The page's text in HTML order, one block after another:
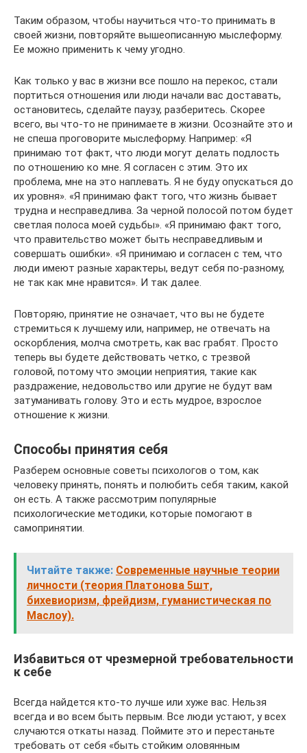
Таким образом, чтобы научиться что-то принимать в
своей жизни, повторяйте вышеописанную мыслеформу.
Ее можно применить к чему угодно.
Как только у вас в жизни все пошло на перекос, стали
портиться отношения или люди начали вас доставать,
остановитесь, сделайте паузу, разберитесь. Скорее
всего, вы что-то не принимаете в жизни. Осознайте это и
не спеша проговорите мыслеформу. Например: «Я
принимаю тот факт, что люди могут делать подлость
по отношению ко мне. Я согласен с этим. Это их
проблема, мне на это наплевать. Я не буду опускаться до
их уровня». «Я принимаю факт того, что жизнь бывает
трудна и несправедлива. За черной полосой потом будет
светлая полоса моей судьбы». «Я принимаю факт того,
что правительство может быть несправедливым и
совершать ошибки». «Я принимаю и согласен с тем, что
люди имеют разные характеры, ведут себя по-разному,
не так как мне нравится». И так далее.
Повторяю, принятие не означает, что вы не будете
стремиться к лучшему или, например, не отвечать на
оскорбления, молча смотреть, как вас грабят. Просто
теперь вы будете действовать четко, с трезвой
головой, потому что эмоции неприятия, такие как
раздражение, недовольство или другие не будут вам
затуманивать голову. Это и есть мудрое, взрослое
отношение к жизни.
Способы принятия себя
Разберем основные советы психологов о том, как
человеку принять, понять и полюбить себя таким, какой
он есть. А также рассмотрим популярные
психологические методики, которые помогают в
самопринятии.
Читайте также: Современные научные теории
личности (теория Платонова 5шт,
бихевиоризм, фрейдизм, гуманистическая по
Маслоу).
Избавиться от чрезмерной требовательности
к себе
Всегда найдется кто-то лучше или хуже вас. Нельзя
всегда и во всем быть первым. Все люди устают, у всех
случаются откаты назад. Поймите это и перестаньте
требовать от себя «быть стойким оловянным